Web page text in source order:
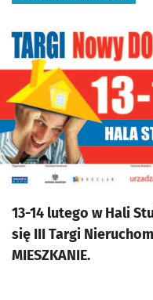
Kliknij, aby powiększyć
13-14 lutego w Hali
się III Targi
MIESZKANIE.